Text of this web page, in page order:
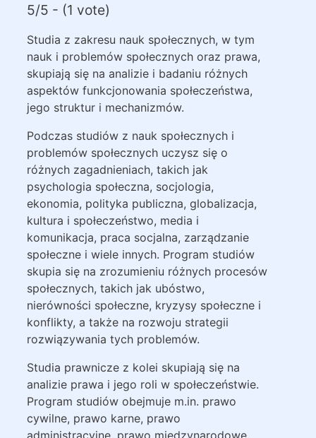
5/5 - (1 vote)
Studia z zakresu nauk społecznych, w tym
nauk i problemów społecznych oraz prawa,
skupiają się na analizie i badaniu różnych
aspektów funkcjonowania społeczeństwa,
jego struktur i mechanizmów.
Podczas studiów z nauk społecznych i
problemów społecznych uczysz się o
różnych zagadnieniach, takich jak
psychologia społeczna, socjologia,
ekonomia, polityka publiczna, globalizacja,
kultura i społeczeństwo, media i
komunikacja, praca socjalna, zarządzanie
społeczne i wiele innych. Program studiów
skupia się na zrozumieniu różnych procesów
społecznych, takich jak ubóstwo,
nierówności społeczne, kryzysy społeczne i
konflikty, a także na rozwoju strategii
rozwiązywania tych problemów.
Studia prawnicze z kolei skupiają się na
analizie prawa i jego roli w społeczeństwie.
Program studiów obejmuje m.in. prawo
cywilne, prawo karne, prawo
administracyjne, prawo międzynarodowe,